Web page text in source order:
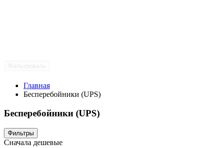
Главная
Бесперебойники (UPS)
Бесперебойники (UPS)
Фильтры
Сначала дешевые